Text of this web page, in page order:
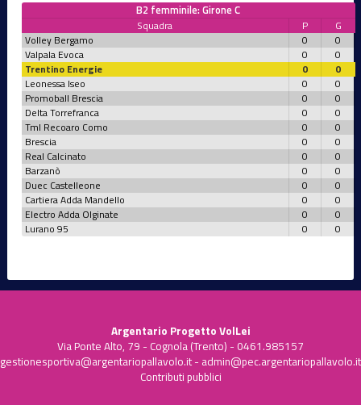
B2 femminile: Girone C
Squadra P
G
Volley Bergamo
0
0
Valpala Evoca
0
0
Trentino Energie
0
0
Leonessa Iseo
0
0
Promoball Brescia
0
0
Delta Torrefranca
0
0
Tml Recoaro Como
0
0
Brescia
0
0
Real Calcinato
0
0
Barzanò
0
0
Duec Castelleone
0
0
Cartiera Adda Mandello
0
0
Electro Adda Olginate
0
0
Lurano 95
0 0
Argentario Progetto VolLei
Via Ponte Alto, 79 - Cognola (Trento) - 0461.985157
gestionesportiva@argentariopallavolo.it- admin@pec.argentariopallavolo.it
Contributi pubblici